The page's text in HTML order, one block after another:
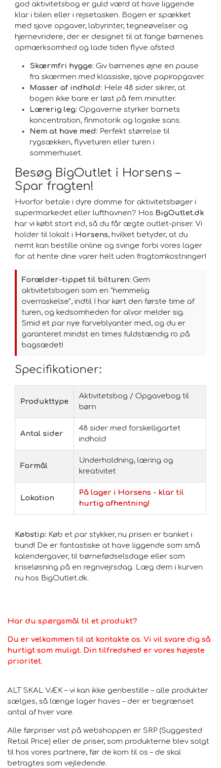
god aktivitetsbog er guld værd at have liggende
klar i bilen eller i rejsetasken. Bogen er spækket
med sjove opgaver, labyrinter, tegneøvelser og
hjernevridere, der er designet til at fange børnenes
opmærksomhed og lade tiden flyve afsted.
Skærmfri hygge: Giv børnenes øjne en pause
fra skærmen med klassiske, sjove papiropgaver.
Masser af indhold: Hele 48 sider sikrer, at
bogen ikke bare er løst på fem minutter.
Lærerig leg: Opgaverne styrker barnets
koncentration, finmotorik og logiske sans.
Nem at have med: Perfekt størrelse til
rygsækken, flyveturen eller turen i
sommerhuset.
Besøg BigOutlet i Horsens –
Spar fragten!
Hvorfor betale i dyre domme for aktivitetsbøger i
supermarkedet eller lufthavnen? Hos BigOutlet.dk
har vi købt stort ind, så du får ægte outlet-priser. Vi
holder til lokalt i Horsens, hvilket betyder, at du
nemt kan bestille online og svinge forbi vores lager
for at hente dine varer helt uden fragtomkostninger!
Forælder-tippet til bilturen: Gem
aktivitetsbogen som en "hemmelig
overraskelse", indtil I har kørt den første time af
turen, og kedsomheden for alvor melder sig.
Smid et par nye farveblyanter med, og du er
garanteret mindst en times fuldstændig ro på
bagsædet!
Specifikationer:
Produkttype
Aktivitetsbog / Opgavebog til
børn
Antal sider
48 sider med forskelligartet
indhold
Formål
Underholdning, læring og
kreativitet
Lokation
På lager i Horsens - klar til
hurtig afhentning!
Købstip: Køb et par stykker, nu prisen er banket i
bund! De er fantastiske at have liggende som små
kalendergaver, til børnefødselsdage eller som
kriseløsning på en regnvejrsdag. Læg dem i kurven
nu hos BigOutlet.dk.
Har du spørgsmål til et produkt?
Du er velkommen til at kontakte os. Vi vil svare dig så
hurtigt som muligt. Din tilfredshed er vores højeste
prioritet.
ALT SKAL VÆK – vi kan ikke genbestille – alle produkter
sælges, så længe lager haves – der er begrænset
antal af hver vare.
Alle førpriser vist på webshoppen er SRP (Suggested
Retail Price) eller de priser, som produkterne blev solgt
til hos vores partnere, før de kom til os – de skal
betragtes som vejledende.